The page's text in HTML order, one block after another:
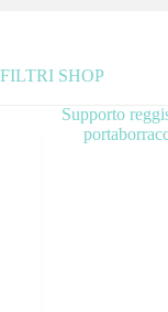
FILTRI SHOP